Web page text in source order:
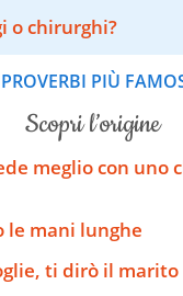
o chirurghi?
PIÙ
scopri l’origine
meglio con uno
le mani lunghe
ti dirò il marito